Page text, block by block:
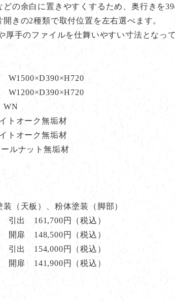
どの余白に置きやすくするため、奥行きを
きの2種類で取付位置を左右選べます。
厚手のファイルを仕舞いやすい寸法となって
W1500×D390×H720
WN
オーク無垢材
ーク無垢材
ット無垢材
（天板）、粉体塗装（脚部）
出 161,700円（税込）
148,500円（税込）
154,000円（税込）
141,900円（税込）